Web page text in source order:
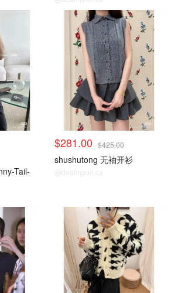
Tail-
小编推荐
$281.00 $425.00
shushutong 无袖开衫
@dealmoon.ca
小编推荐